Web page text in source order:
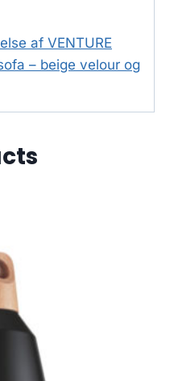
af VENTURE
– beige velour og